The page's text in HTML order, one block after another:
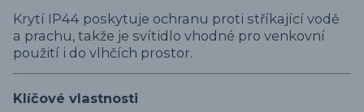
Krytí IP44 poskytuje ochranu proti stříkající vodě
a prachu, takže je svítidlo vhodné pro venkovní
použití i do vlhčích prostor.
Klíčové vlastnosti